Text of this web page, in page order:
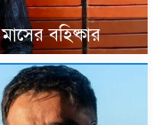
বহিষ্কার